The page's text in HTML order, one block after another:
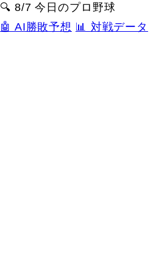
🔍 8/7 今日のプロ野球
🤖 AI勝敗予想 📊 対戦データ